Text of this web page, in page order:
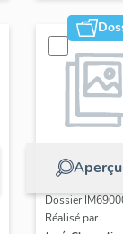
Aperçu
Dossier
Réalisé par